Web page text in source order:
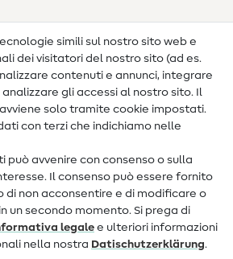
proprietario
simili sul nostro sito web e
dei visitatori del nostro sito (ad es.
contenuti e annunci, integrare
gli accessi al nostro sito. Il
solo tramite cookie impostati.
con terzi che indichiamo nelle
può avvenire con consenso o sulla
Il consenso può essere fornito
di non acconsentire e di modificare o
un secondo momento. Si prega di
legale e ulteriori informazioni
nella nostra Dati­schutz­erklärung.